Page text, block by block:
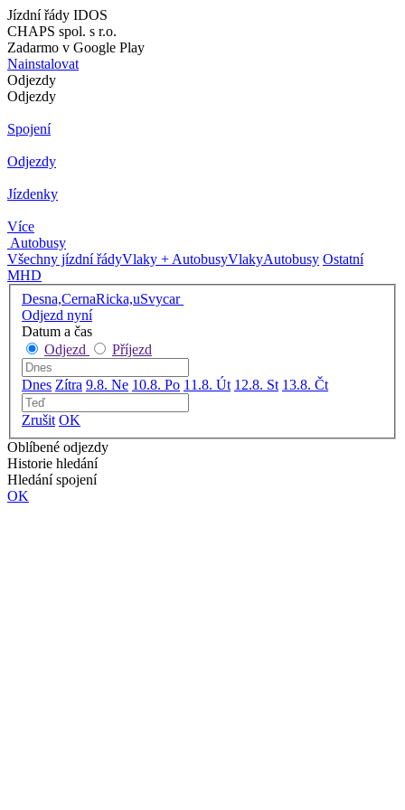
Jízdní řády IDOS
CHAPS spol. s r.o.
Zadarmo v Google Play
Nainstalovat
Odjezdy
Odjezdy
Spojení
Odjezdy
Jízdenky
Více
Autobusy
Všechny jízdní řádyVlaky + AutobusyVlakyAutobusy Ostatní
MHD
Desna,CernaRicka,uSvycar
Odjezd nyní
Datum a čas
Odjezd
Příjezd
Dnes Zítra 9.8. Ne 10.8. Po 11.8. Út 12.8. St 13.8. Čt
Zrušit OK
Oblíbené odjezdy
Historie hledání
Hledání spojení
OK